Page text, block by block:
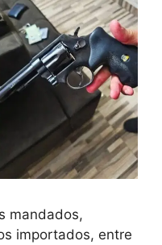
mandados,
importados, entre